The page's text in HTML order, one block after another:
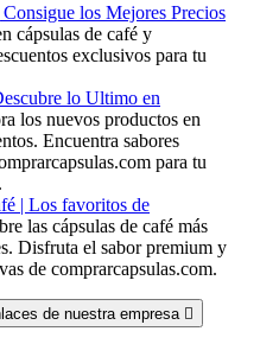
los Mejores Precios
cápsulas de café y
exclusivos para tu
lo Ultimo en
los nuevos productos en
Encuentra sabores
para tu
| Los favoritos de
las cápsulas de café más
Disfruta el sabor premium y
de comprarcapsulas.com.
de nuestra empresa 